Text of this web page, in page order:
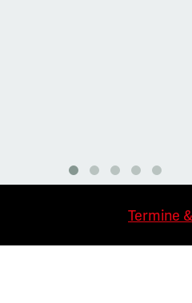
Termine